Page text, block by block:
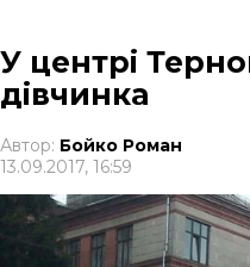
У центрі
дівчинка
Автор: Бойко Роман
13.09.2017, 16:59